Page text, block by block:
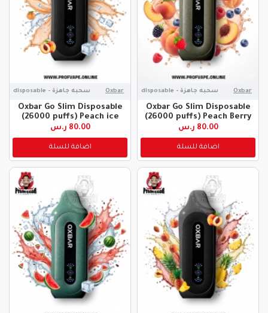
Oxbar سحبه جاهزة - disposable
Oxbar Go Slim Disposable
(26000 puffs) Peach Berry
80.00 ر.س
اضافة للسلة
Oxbar سحبه جاهزة - disposable
Oxbar Go Slim Disposable
(26000 puffs) Peach ice
80.00 ر.س
اضافة للسلة